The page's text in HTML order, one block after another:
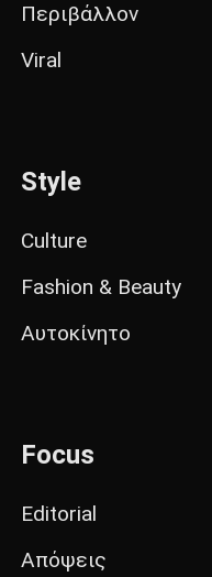
Περιβάλλον
Viral
Style
Culture
Fashion & Beauty
Αυτοκίνητο
Focus
Editorial
Απόψεις